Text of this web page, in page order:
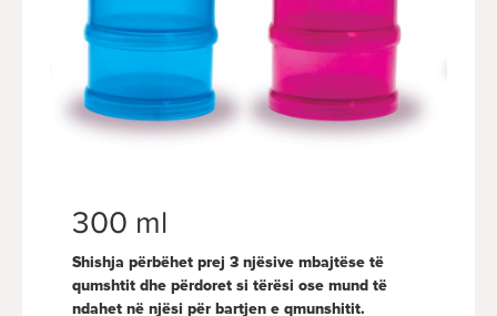
300 ml
Shishja përbëhet prej 3 njësive mbajtëse të
qumshtit dhe përdoret si tërësi ose mund të
ndahet në njësi për bartjen e qmunshitit.